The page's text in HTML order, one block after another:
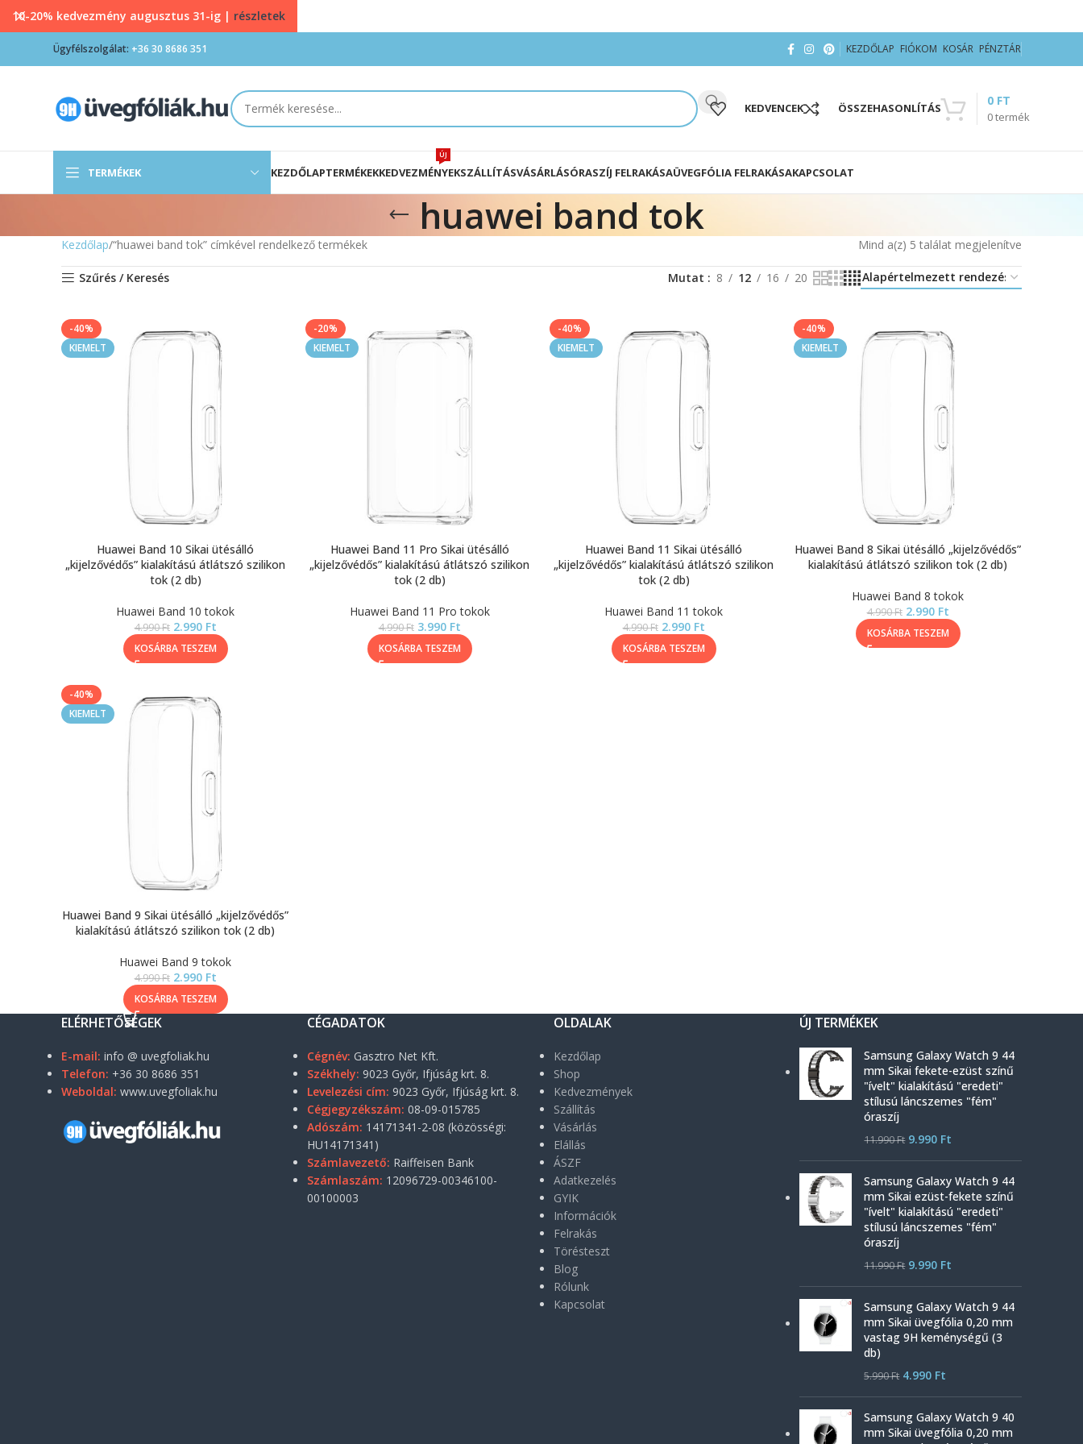
Ügyfélszolgálat: +36 30 8686 351 KEZDŐLAP FIÓKOM KOSÁR PÉNZTÁR
KEDVENCEK ÖSSZEHASONLÍTÁS
0termék
0 FT
TERMÉKEK KEZDŐLAPTERMÉKEKKEDVEZMÉNYEK
ÚJ
SZÁLLÍTÁSVÁSÁRLÁSÓRASZÍJ FELRAKÁSAÜVEGFÓLIA FELRAKÁSAKAPCSOLAT
huawei band tok
Kezdőlap “huawei band tok” címkével rendelkező termékek Mind a(z) 5 találat megjelenítve
Szűrés / Keresés Mutat 8 12 16 20
-40%
KIEMELT
Huawei Band 10 Sikai ütésálló
„kijelzővédős” kialakítású átlátszó szilikon
tok (2 db)
Huawei Band 10 tokok
4.990Ft 2.990 Ft
KOSÁRBA TESZEM
-20%
KIEMELT
Huawei Band 11 Pro Sikai ütésálló
„kijelzővédős” kialakítású átlátszó szilikon
tok (2 db)
Huawei Band 11 Pro tokok
4.990Ft 3.990 Ft
KOSÁRBA TESZEM
-40%
KIEMELT
Huawei Band 11 Sikai ütésálló
„kijelzővédős” kialakítású átlátszó szilikon
tok (2 db)
Huawei Band 11 tokok
4.990Ft 2.990 Ft
KOSÁRBA TESZEM
-40%
KIEMELT
Huawei Band 8 Sikai ütésálló „kijelzővédős”
kialakítású átlátszó szilikon tok (2 db)
Huawei Band 8 tokok
4.990Ft 2.990 Ft
KOSÁRBA TESZEM
-40%
KIEMELT
Huawei Band 9 Sikai ütésálló „kijelzővédős”
kialakítású átlátszó szilikon tok (2 db)
Huawei Band 9 tokok
4.990Ft 2.990 Ft
KOSÁRBA TESZEM
ELÉRHETŐSÉGEK
E-mail: info @ uvegfoliak.hu
Telefon: +36 30 8686 351
Weboldal: www.uvegfoliak.hu
CÉGADATOK
Cégnév: Gasztro Net Kft.
Székhely: 9023 Győr, Ifjúság krt. 8.
Levelezési cím: 9023 Győr, Ifjúság krt. 8.
Cégjegyzékszám: 08-09-015785
Adószám: 14171341-2-08 (közösségi:
HU14171341)
Számlavezető: Raiffeisen Bank
Számlaszám: 12096729-00346100-
00100003
OLDALAK
Kezdőlap
Shop
Kedvezmények
Szállítás
Vásárlás
Elállás
ÁSZF
Adatkezelés
GYIK
Információk
Felrakás
Törésteszt
Blog
Rólunk
Kapcsolat
ÚJ TERMÉKEK
Samsung Galaxy Watch 9 44
mm Sikai fekete-ezüst színű
"ívelt" kialakítású "eredeti"
stílusú láncszemes "fém"
óraszíj
11.990Ft 9.990 Ft
Samsung Galaxy Watch 9 44
mm Sikai ezüst-fekete színű
"ívelt" kialakítású "eredeti"
stílusú láncszemes "fém"
óraszíj
11.990Ft 9.990 Ft
Samsung Galaxy Watch 9 44
mm Sikai üvegfólia 0,20 mm
vastag 9H keménységű (3
db)
5.990Ft 4.990 Ft
Samsung Galaxy Watch 9 40
mm Sikai üvegfólia 0,20 mm
10-20% kedvezmény augusztus 31-ig | részletek